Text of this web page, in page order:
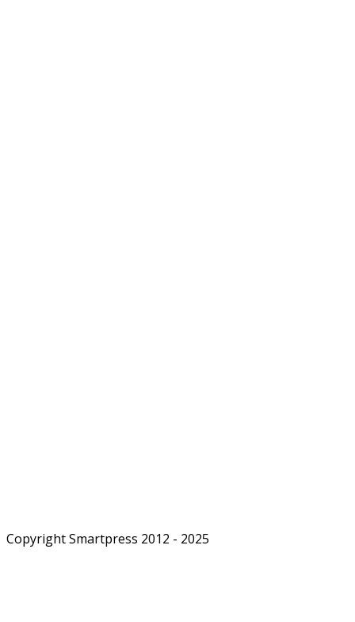
Copyright Smartpress 2012 - 2025